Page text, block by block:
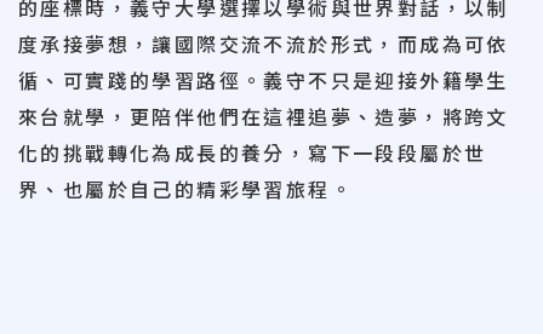
的座標時，義守大學選擇以學術與世界對話，以制
度承接夢想，讓國際交流不流於形式，而成為可依
循、可實踐的學習路徑。義守不只是迎接外籍學生
來台就學，更陪伴他們在這裡追夢、造夢，將跨文
化的挑戰轉化為成長的養分，寫下一段段屬於世
界、也屬於自己的精彩學習旅程。